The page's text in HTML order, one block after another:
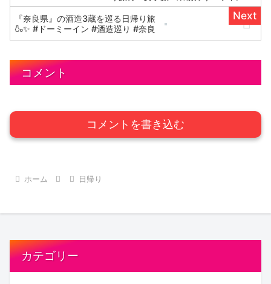
飲 #週末旅行 #国内旅行おすすめバス
旅行
『奈良県』の酒造3蔵を巡る日帰り旅
🍶✨ #ドーミーイン #酒造巡り #奈良
コメント
コメントを書き込む
ホーム 日帰り
カテゴリー